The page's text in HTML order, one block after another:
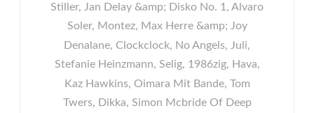
Stiller, Jan Delay &amp; Disko No. 1, Alvaro
Soler, Montez, Max Herre &amp; Joy
Denalane, Clockclock, No Angels, Juli,
Stefanie Heinzmann, Selig, 1986zig, Hava,
Kaz Hawkins, Oimara Mit Bande, Tom
Twers, Dikka, Simon Mcbride Of Deep